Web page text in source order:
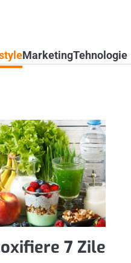
MarketingTehnologie
7 Zile